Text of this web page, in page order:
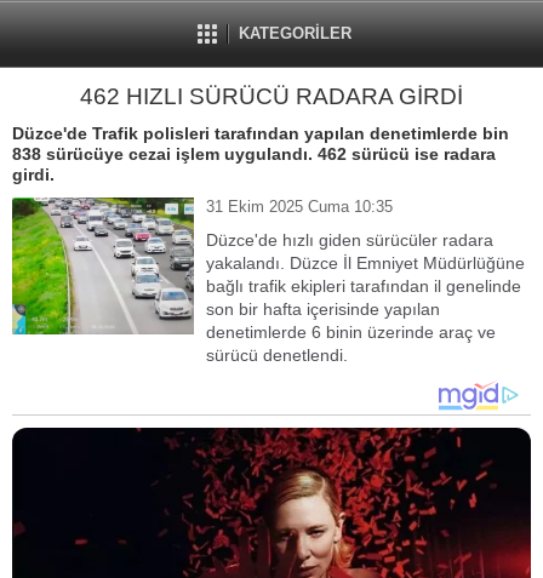
KATEGORİLER
462 HIZLI SÜRÜCÜ RADARA GİRDİ
Düzce'de Trafik polisleri tarafından yapılan denetimlerde bin
838 sürücüye cezai işlem uygulandı. 462 sürücü ise radara
girdi.
31 Ekim 2025 Cuma 10:35
Düzce'de hızlı giden sürücüler radara
yakalandı. Düzce İl Emniyet Müdürlüğüne
bağlı trafik ekipleri tarafından il genelinde
son bir hafta içerisinde yapılan
denetimlerde 6 binin üzerinde araç ve
sürücü denetlendi.